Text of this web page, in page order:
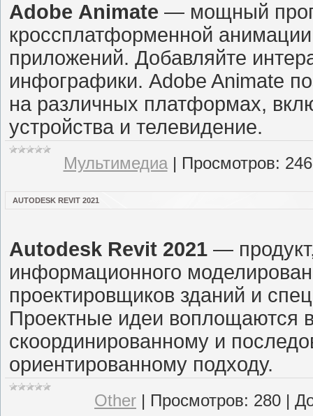
Adobe Animate — мощный
кроссплатформенной
приложений. Добавляйте
инфографики. Adobe Animate
на различных платформах,
устройства и телевидение.
Мультимедиа| Просмотров: 246
AUTODESK REVIT 2021
Autodesk Revit 2021 —
информационного
проектировщиков зданий и
Проектные идеи воплощаются
скоординированному и
ориентированному подходу.
Other | Просмотров: 280 |